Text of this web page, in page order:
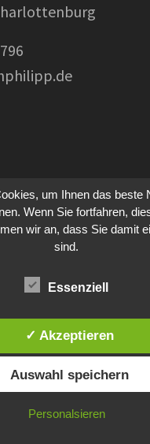
um Ihnen das beste
Wenn Sie fortfahren,
wir an, dass Sie damit
sind.
Essenziell
✓ Akzeptieren
Auswahl speichern
Personalsieren